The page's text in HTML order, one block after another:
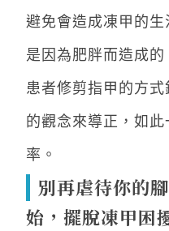
避免會造成凍甲的
是因為肥胖而造成
患者修剪指甲的方
的觀念來導正，如
率。
別再虐待你的
始，擺脫凍甲困